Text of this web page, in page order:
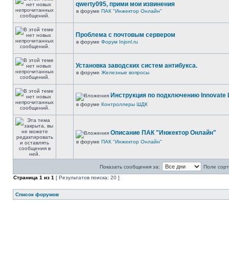
qwerty095, прими мои извинения
в форуме ПАК "Инжектор Онлайн"
Проблема с почтовым сервером
в форуме Форум Injonl.ru
Установка заводских систем антибукса.
в форуме Железные вопросы
Инструкция по подключению Innovate
в форуме Контроллеры ШДК
Описание ПАК "Инжектор Онлайн"
в форуме ПАК "Инжектор Онлайн"
Показать сообщения за:
Поле
Страница 1 из 1 [ Результатов поиска: 20 ]
Список форумов